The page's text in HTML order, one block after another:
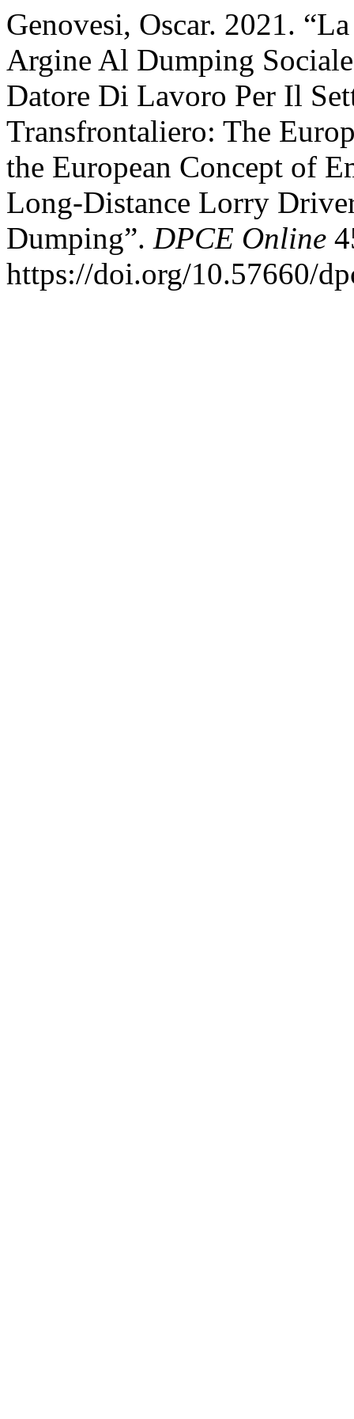
Genovesi, Oscar. 2021.
Argine Al Dumping
Datore Di Lavoro Per Il
Transfrontaliero: The
the European Concept of
Long-Distance Lorry
Dumping”. DPCE Online
https://doi.org/10.57660/